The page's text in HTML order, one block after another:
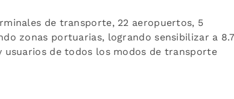
de transporte, 22 aeropuertos, 5
zonas portuarias, logrando sensibilizar a
usuarios de todos los modos de transporte